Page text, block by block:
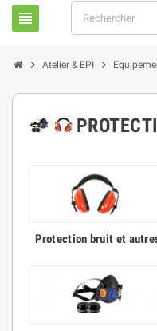
view_headline
chevron_right Atelier & EPI chevron_right
Protection bruit et